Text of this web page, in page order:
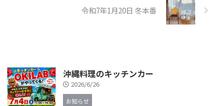
令和7年1月20日 冬本番
沖縄料理のキッチンカー
2026/6/26
お知らせ